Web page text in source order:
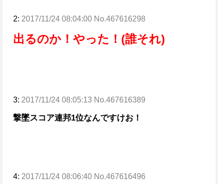
2: 2017/11/24 08:04:00 No.467616298
出るのか！やった！(誰それ)
3: 2017/11/24 08:05:13 No.467616389
撃墜スコア連邦1位なんですけお！
4: 2017/11/24 08:06:40 No.467616496